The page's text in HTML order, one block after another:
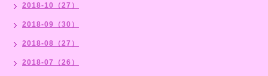
2018-10（27）
2018-09（30）
2018-08（27）
2018-07（26）